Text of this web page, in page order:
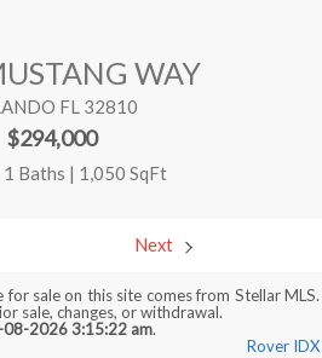
WAY
FL 32810
$294,000
1 Baths | 1,050 SqFt
Next
sale on this site comes from Stellar MLS.
sale, changes, or withdrawal.
08-2026 3:15:22 am.
Rover IDX